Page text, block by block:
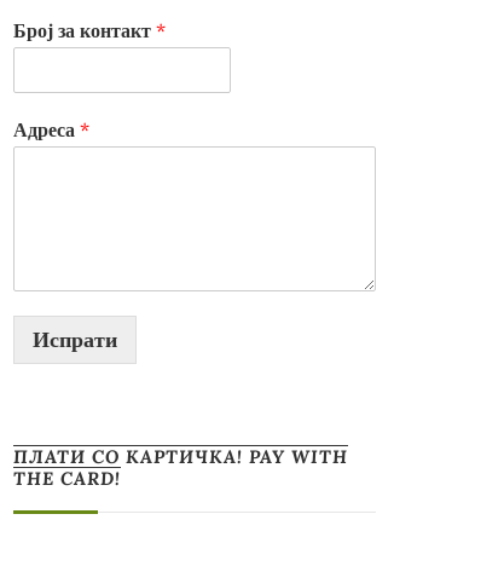
Број за контакт *
Адреса *
Испрати
ПЛАТИ СО КАРТИЧКА! PAY WITH
THE CARD!